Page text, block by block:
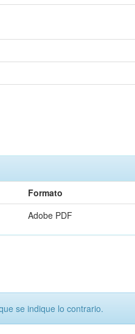
Formato
Adobe PDF
se indique lo contrario.